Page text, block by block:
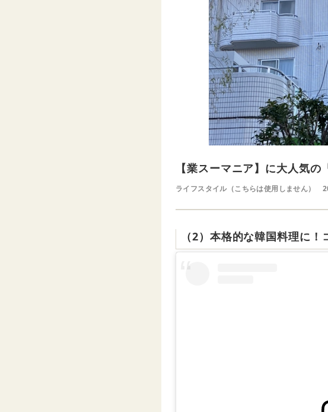
【業スーマニア】に大人気
ライフスタイル（こちらは使用しません）
（2）本格的な韓国料理に！